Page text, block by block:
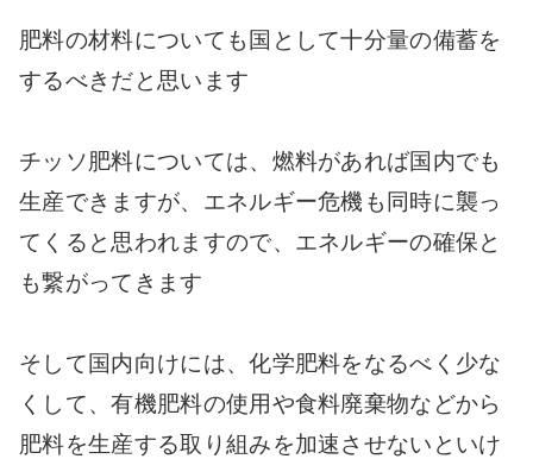
肥料の材料についても国として十分量の備蓄を
するべきだと思います
チッソ肥料については、燃料があれば国内でも
生産できますが、エネルギー危機も同時に襲っ
てくると思われますので、エネルギーの確保と
も繋がってきます
そして国内向けには、化学肥料をなるべく少な
くして、有機肥料の使用や食料廃棄物などから
肥料を生産する取り組みを加速させないといけ